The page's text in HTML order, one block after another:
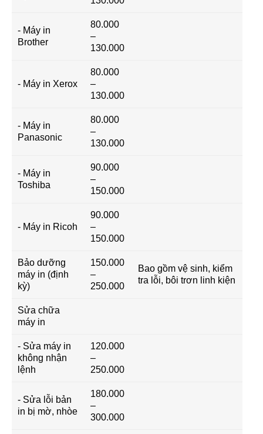
- Máy in
Brother
80.000
–
130.000
- Máy in Xerox
80.000
–
130.000
- Máy in
Panasonic
80.000
–
130.000
- Máy in
Toshiba
90.000
–
150.000
- Máy in Ricoh
90.000
–
150.000
Bảo dưỡng
máy in (định
kỳ)
150.000
–
250.000
Bao gồm vệ sinh, kiểm
tra lỗi, bôi trơn linh kiện
Sửa chữa
máy in
- Sửa máy in
không nhận
lệnh
120.000
–
250.000
- Sửa lỗi bản
in bị mờ, nhòe
180.000
–
300.000